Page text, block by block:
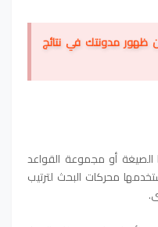
ظهور مدونتك في نتائج
الصيغة أو مجموعة القواعد
محركات البحث لترتيب